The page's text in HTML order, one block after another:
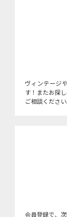
ヴィンテージ
す！またお探
ご相談ください
会員登録で、